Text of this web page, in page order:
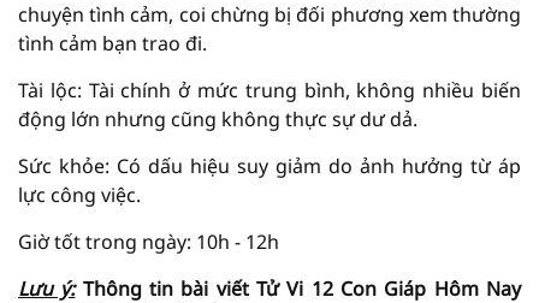
chuyện tình cảm, coi chừng bị đối phương xem thường
tình cảm bạn trao đi.
Tài lộc: Tài chính ở mức trung bình, không nhiều biến
động lớn nhưng cũng không thực sự dư dả.
Sức khỏe: Có dấu hiệu suy giảm do ảnh hưởng từ áp
lực công việc.
Giờ tốt trong ngày: 10h - 12h
Lưu ý: Thông tin bài viếtTử Vi 12 Con Giáp Hôm Nay